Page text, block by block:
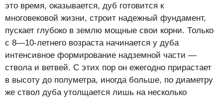
это время, оказывается, дуб готовится к
многовековой жизни, строит надежный фундамент,
пускает глубоко в землю мощные свои корни. Только
с 8—10-летнего возраста начинается у дуба
интенсивное формирование надземной части —
ствола и ветвей. С этих пор он ежегодно прирастает
в высоту до полуметра, иногда больше, по диаметру
же ствол дуба утолщается лишь на несколько